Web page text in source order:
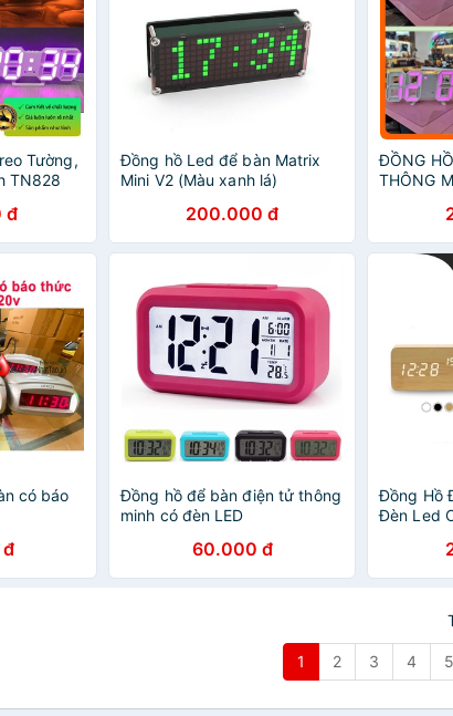
Tường,
TN828
đ
Đồng hồ Led để bàn Matrix
Mini V2 (Màu xanh lá)
200.000 đ
ĐỒNG
THÔNG
có báo
Đồng hồ để bàn điện tử thông
minh có đèn LED
60.000 đ
Đồng Hồ
Đèn Led
1 2 3 4 5